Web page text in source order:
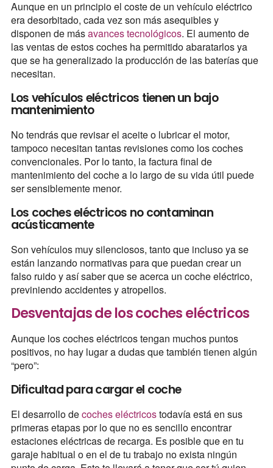
Aunque en un principio el coste de un vehículo eléctrico
era desorbitado, cada vez son más asequibles y
disponen de másavances tecnológicos. El aumento de
las ventas de estos coches ha permitido abaratarlos ya
que se ha generalizado la producción de las baterías que
necesitan.
Los vehículos eléctricos tienen un bajo
mantenimiento
No tendrás que revisar el aceite o lubricar el motor,
tampoco necesitan tantas revisiones como los coches
convencionales. Por lo tanto, la factura final de
mantenimiento del coche a lo largo de su vida útil puede
ser sensiblemente menor.
Los coches eléctricos no contaminan
acústicamente
Son vehículos muy silenciosos, tanto que incluso ya se
están lanzando normativas para que puedan crear un
falso ruido y así saber que se acerca un coche eléctrico,
previniendo accidentes y atropellos.
Desventajas de los coches eléctricos
Aunque los coches eléctricos tengan muchos puntos
positivos, no hay lugar a dudas que también tienen algún
“pero”:
Dificultad para cargar el coche
El desarrollo decoches eléctricostodavía está en sus
primeras etapas por lo que no es sencillo encontrar
estaciones eléctricas de recarga. Es posible que en tu
garaje habitual o en el de tu trabajo no exista ningún